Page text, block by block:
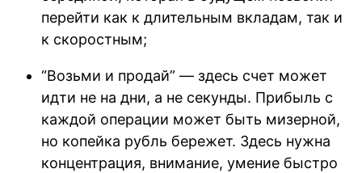
перейти как к длительным вкладам, так и
к скоростным;
“Возьми и продай” — здесь счет может
идти не на дни, а не секунды. Прибыль с
каждой операции может быть мизерной,
но копейка рубль бережет. Здесь нужна
концентрация, внимание, умение быстро